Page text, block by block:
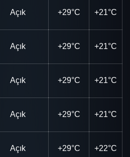
Açık +29°C +21°C
Açık +29°C +21°C
Açık +29°C +21°C
Açık +29°C +21°C
Açık +29°C +22°C